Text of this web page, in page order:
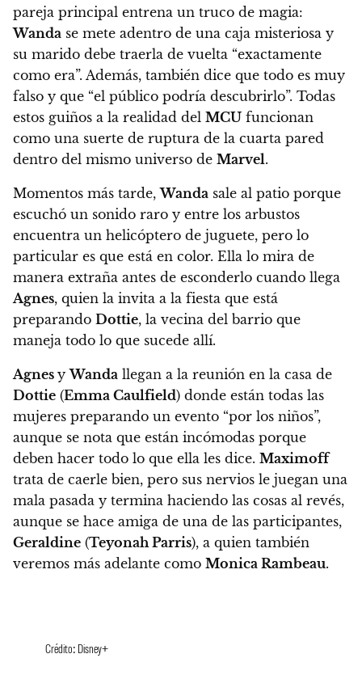
pareja principal entrena un truco de magia:
Wanda se mete adentro de una caja misteriosa y
su marido debe traerla de vuelta “exactamente
como era”. Además, también dice que todo es muy
falso y que “el público podría descubrirlo”. Todas
estos guiños a la realidad del MCU funcionan
como una suerte de ruptura de la cuarta pared
dentro del mismo universo de Marvel.
Momentos más tarde,Wanda sale al patio porque
escuchó un sonido raro y entre los arbustos
encuentra un helicóptero de juguete, pero lo
particular es que está en color. Ella lo mira de
manera extraña antes de esconderlo cuando llega
Agnes, quien la invita a la fiesta que está
preparando Dottie, la vecina del barrio que
maneja todo lo que sucede allí.
Agnes yWanda llegan a la reunión en la casa de
Dottie (Emma Caulfield) donde están todas las
mujeres preparando un evento “por los niños”,
aunque se nota que están incómodas porque
deben hacer todo lo que ella les dice. Maximoff
trata de caerle bien, pero sus nervios le juegan una
mala pasada y termina haciendo las cosas al revés,
aunque se hace amiga de una de las participantes,
Geraldine (Teyonah Parris), a quien también
veremos más adelante como Monica Rambeau.
Crédito: Disney+